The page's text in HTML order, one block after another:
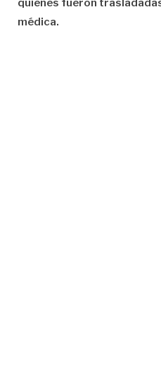
quienes fueron
médica.